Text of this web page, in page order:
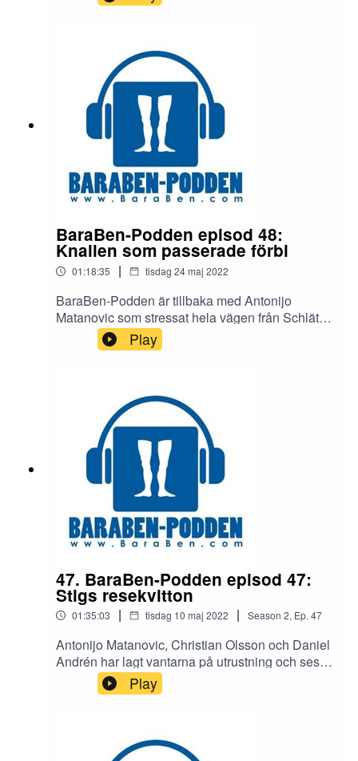
det skrevs om i Sportbladet. Vi pratar också
på vilken seriefigur han gillar bäst, Daniel väljer
Batman och Christian håller Marvel högst. Allt
det och mycket, mycket mer!
BaraBen-Podden episod 48:
Knallen som passerade förbi
01:18:35 | tisdag 24 maj 2022
BaraBen-Podden är tillbaka med Antonijo
Matanovic som stressat hela vägen från Schlätta
och Daniel Andrén som ska stressa hela vägen
från Schlätta på lördag. I dagens avsnitt
SpelidéErik Sorga och Oskar VilhelmssonVilken
spelare från ett annat lag vill panelen se i Blåvitt?
Har spelarna kul på jobbet? Och mycket mer.
Tack för att du lyssnar!
Play
47. BaraBen-Podden episod 47:
Stigs resekvitton
01:35:03 | tisdag 10 maj 2022 | Season 2, Ep. 47
Antonijo Matanovic, Christian Olsson och Daniel
Andrén har lagt vantarna på utrustning och ses
således fysiskt. Det blev ett kärt återseende och
pratet innehöll högt och lågt. Avsnitt 47
stämplat ut. Presterar Blåvitt enligt panelens
Play